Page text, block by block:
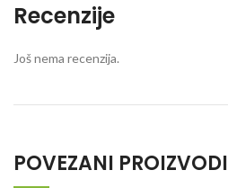
Recenzije
Još nema recenzija.
POVEZANI PROIZVODI